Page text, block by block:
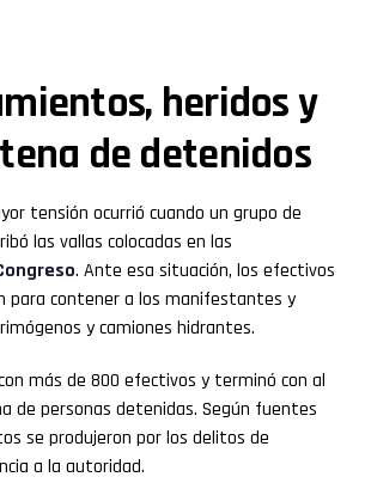
heridos y
de detenidos
tensión ocurrió cuando un grupo de
las vallas colocadas en las
. Ante esa situación, los efectivos
para contener a los manifestantes y
y camiones hidrantes.
más de 800 efectivos y terminó con al
de personas detenidas. Según fuentes
se produjeron por los delitos de
a la autoridad.